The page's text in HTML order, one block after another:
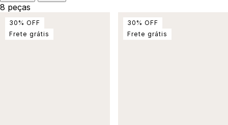
8 peças
30 % OFF
Frete grátis
30 % OFF
Frete grátis